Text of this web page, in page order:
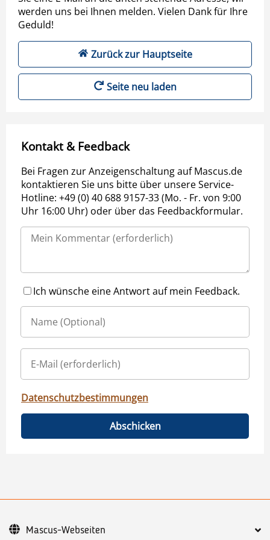
werden uns bei Ihnen melden. Vielen Dank für Ihre
Geduld!
Zurück zur Hauptseite
Seite neu laden
Kontakt & Feedback
Bei Fragen zur Anzeigenschaltung auf Mascus.de
kontaktieren Sie uns bitte über unsere Service-
Hotline: +49 (0) 40 688 9157-33 (Mo. - Fr. von 9:00
Uhr 16:00 Uhr) oder über das Feedbackformular.
Ich wünsche eine Antwort auf mein Feedback.
Datenschutzbestimmungen
Abschicken
Mascus-Webseiten